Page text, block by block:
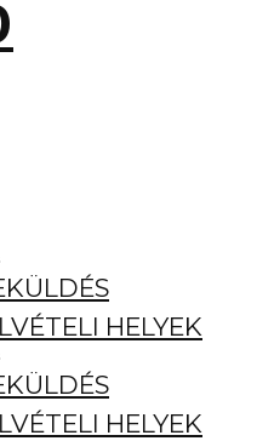
HELYEK
HELYEK